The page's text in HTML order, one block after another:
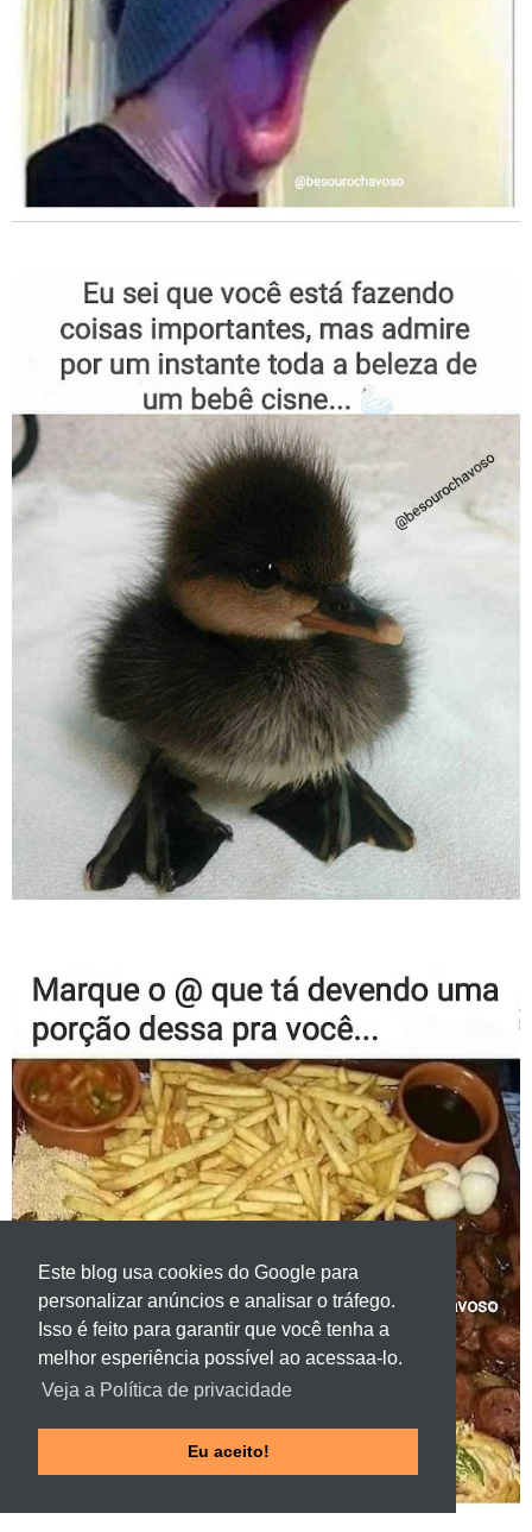
Este blog usa cookies do Google para
personalizar anúncios e analisar o tráfego.
Isso é feito para garantir que você tenha a
melhor esperiência possível ao acessaa-lo.
Veja a Política de privacidade
Eu aceito!